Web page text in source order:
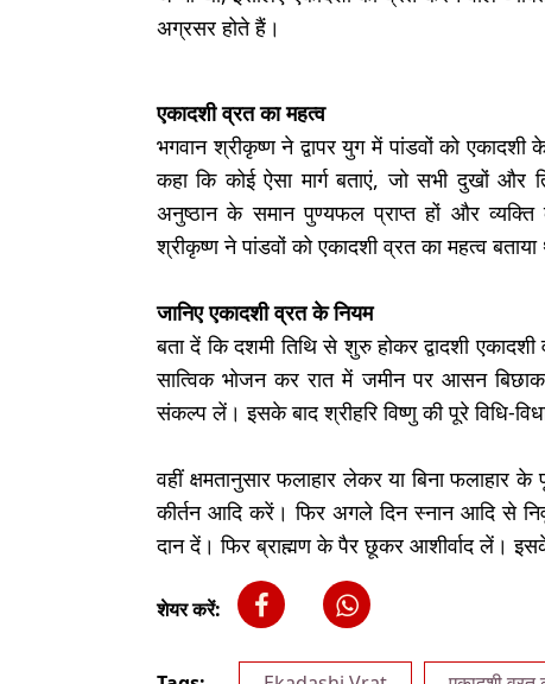
अग्रसर होते हैं।
एकादशी व्रत का महत्व
भगवान श्रीकृष्ण ने द्वापर युग में पांडवों को
कहा कि कोई ऐसा मार्ग बताएं, जो सभी दुखों और
अनुष्ठान के समान पुण्यफल प्राप्त हों और
श्रीकृष्ण ने पांडवों को एकादशी व्रत का महत्व
जानिए एकादशी व्रत के नियम
बता दें कि दशमी तिथि से शुरु होकर द्वादशी
सात्विक भोजन कर रात में जमीन पर आसन
संकल्प लें। इसके बाद श्रीहरि विष्णु की पूरे विधि-
वहीं क्षमतानुसार फलाहार लेकर या बिना फलाहार
कीर्तन आदि करें। फिर अगले दिन स्नान आदि से
दान दें। फिर ब्राह्मण के पैर छूकर आशीर्वाद लें।
शेयर करें: